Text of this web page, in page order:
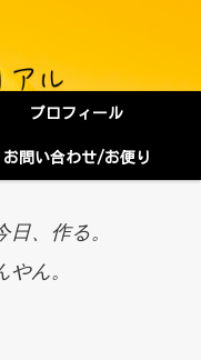
プロフィール
お問い合わせ/お便り
日、作る。
やん。